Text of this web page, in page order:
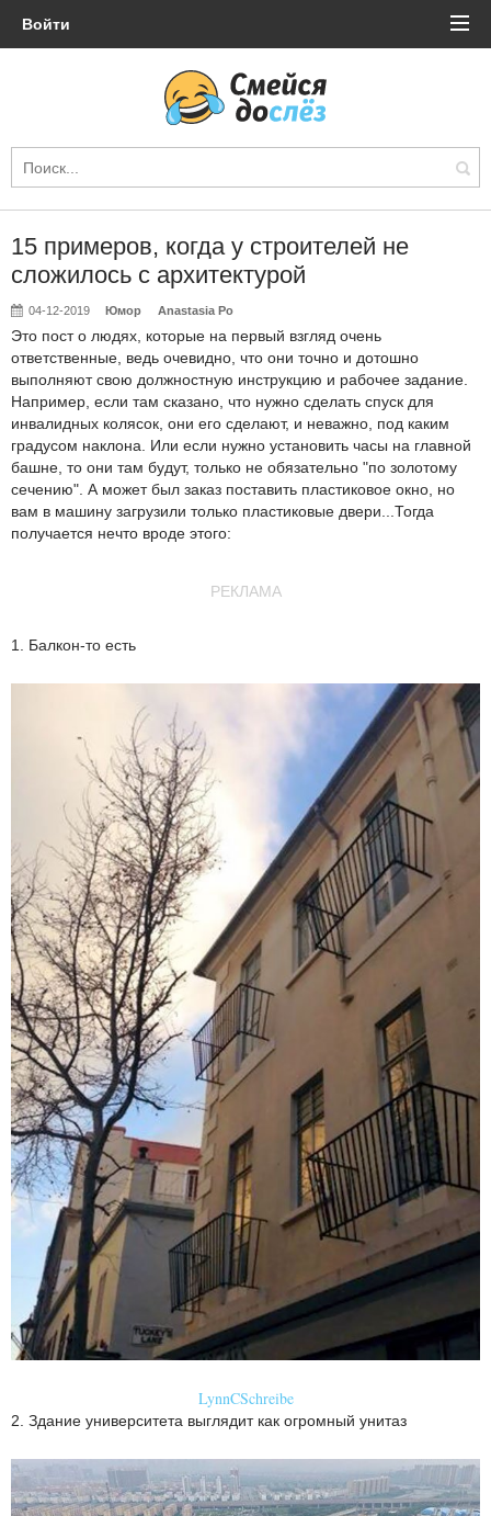
Войти
15 примеров, когда у строителей не
сложилось с архитектурой
04-12-2019 Юмор Anastasia Po
Это пост о людях, которые на первый взгляд очень
ответственные, ведь очевидно, что они точно и дотошно
выполняют свою должностную инструкцию и рабочее задание.
Например, если там сказано, что нужно сделать спуск для
инвалидных колясок, они его сделают, и неважно, под каким
градусом наклона. Или если нужно установить часы на главной
башне, то они там будут, только не обязательно "по золотому
сечению". А может был заказ поставить пластиковое окно, но
вам в машину загрузили только пластиковые двери...Тогда
получается нечто вроде этого:
РЕКЛАМА
1. Балкон-то есть
LynnCSchreibe
2. Здание университета выглядит как огромный унитаз